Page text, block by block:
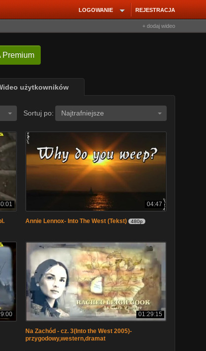
REJESTRACJA
LOGOWANIE
+ dodaj wideo
Premium
użytkowników
Sortuj po: Najtrafniejsze
04:47
Annie Lennox- Into The West (Tekst) 480p
01:29:15
Na Zachód - cz. 3(Into the West 2005)-
przygodowy,western,dramat